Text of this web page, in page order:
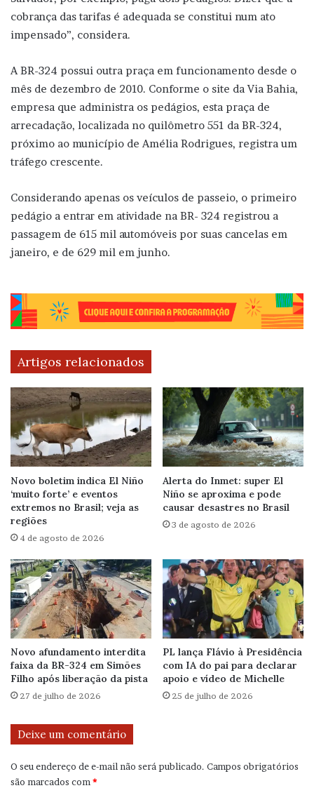
cobrança das tarifas é adequada se constitui num ato
impensado”, considera.
A BR-324 possui outra praça em funcionamento desde o
mês de dezembro de 2010. Conforme o site da Via Bahia,
empresa que administra os pedágios, esta praça de
arrecadação, localizada no quilômetro 551 da BR-324,
próximo ao município de Amélia Rodrigues, registra um
tráfego crescente.
Considerando apenas os veículos de passeio, o primeiro
pedágio a entrar em atividade na BR- 324 registrou a
passagem de 615 mil automóveis por suas cancelas em
janeiro, e de 629 mil em junho.
Artigos relacionados
Novo boletim indica El Niño
‘muito forte’ e eventos
extremos no Brasil; veja as
regiões
4 de agosto de 2026
Alerta do Inmet: super El
Niño se aproxima e pode
causar desastres no Brasil
3 de agosto de 2026
Novo afundamento interdita
faixa da BR-324 em Simões
Filho após liberação da pista
27 de julho de 2026
PL lança Flávio à Presidência
com IA do pai para declarar
apoio e vídeo de Michelle
25 de julho de 2026
Deixe um comentário
O seu endereço de e-mail não será publicado. Campos obrigatórios
são marcados com*